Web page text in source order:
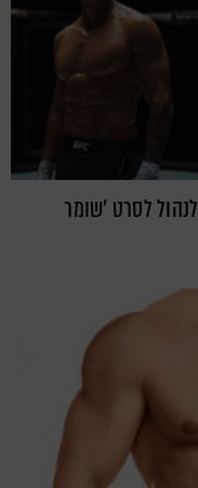
לסרט 'שומר